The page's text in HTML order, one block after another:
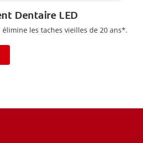
Dentaire LED
les taches vieilles de 20 ans*.